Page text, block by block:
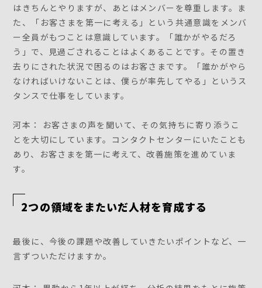
はきちんとやりますが、あとはメンバーを尊重します。ま
た、「お客さまを第一に考える」という共通意識をメンバ
ー全員がもつことは意識しています。「誰かがやるだろ
う」で、見過ごされることはよくあることです。その置き
去りにされた状況で困るのはお客さまです。「誰かがやら
なければいけないことは、僕らが率先してやる」というス
タンスで仕事をしています。
河本： お客さまの声を聞いて、その気持ちに寄り添うこ
とを大切にしています。コンタクトセンターにいたことも
あり、お客さまを第一に考えて、改善施策を進めていま
す。
2つの領域をまたいだ人材を育成する
最後に、今後の課題や改善していきたいポイントなど、一
言ずついただけますか。